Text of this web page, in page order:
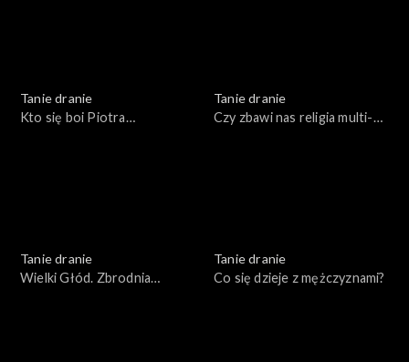
Tanie dranie
Kto się boi Piotra
Tanie dranie
Czy zbawi nas religia multi-
Tanie dranie
Wielki Głód. Zbrodnia
Tanie dranie
Co się dzieje z mężczyznami?